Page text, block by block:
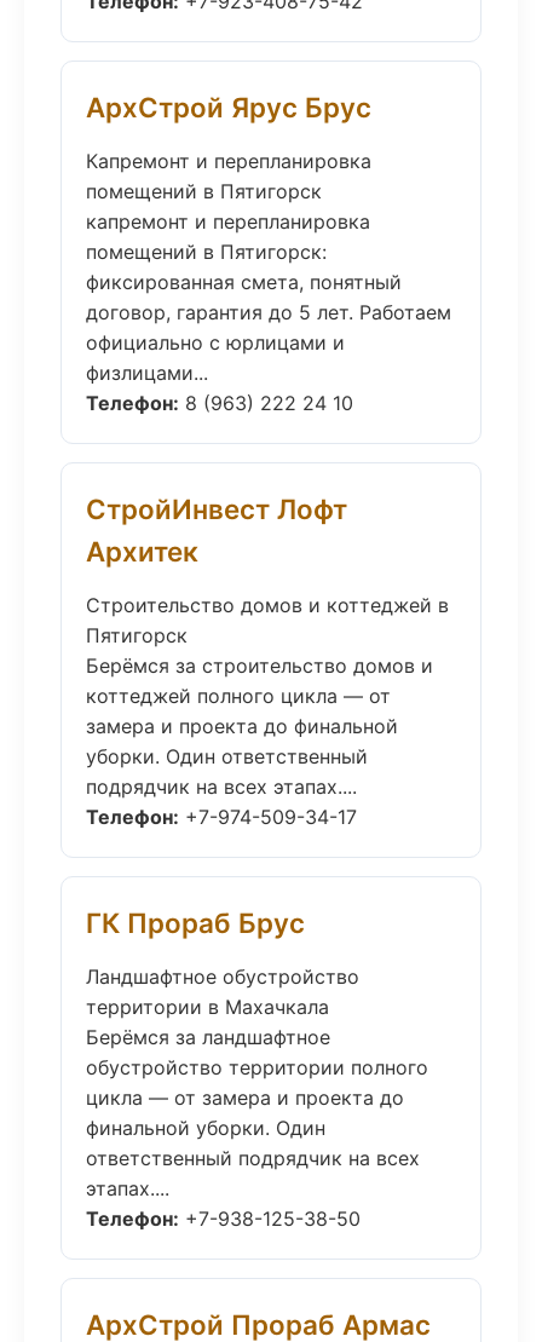
АрхСтрой Ярус Брус
Капремонт и перепланировка
помещений в Пятигорск
капремонт и перепланировка
помещений в Пятигорск:
фиксированная смета, понятный
договор, гарантия до 5 лет. Работаем
официально с юрлицами и
физлицами...
Телефон: 8 (963) 222 24 10
СтройИнвест Лофт
Архитек
Строительство домов и коттеджей в
Пятигорск
Берёмся за строительство домов и
коттеджей полного цикла — от
замера и проекта до финальной
уборки. Один ответственный
подрядчик на всех этапах....
Телефон: +7-974-509-34-17
ГК Прораб Брус
Ландшафтное обустройство
территории в Махачкала
Берёмся за ландшафтное
обустройство территории полного
цикла — от замера и проекта до
финальной уборки. Один
ответственный подрядчик на всех
этапах....
Телефон: +7-938-125-38-50
АрхСтрой Прораб Армас